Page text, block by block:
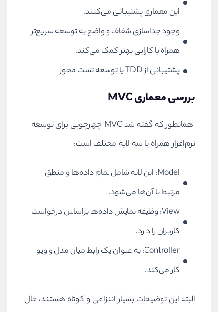
این معماری پشتیبانی می‌کنند.
وجود جداسازی شفاف و واضح به توسعه سریع‌تر
همراه با کارایی بهتر کمک می‌کند.
پشتیبانی از TDD یا توسعه تست محور
بررسی معماری MVC
همانطور که گفته شد MVC چهارچوبی برای توسعه
نرم‌افزار همراه با سه لایه مختلف است:
Model: این لایه شامل تمام داده‌ها و منطق
مرتبط با آن‌ها می‌‌شود.
View: وظیفه نمایش داده‌ها براساس درخواست
کاربران را دارد.
Controller: به عنوان یک رابط میان مدل و ویو
کار می‌کند.
البته این توضیحات بسیار انتزاعی و کوتاه هستند، حال